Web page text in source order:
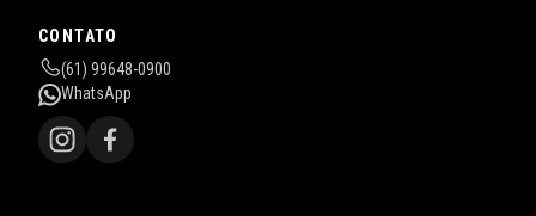
CONTATO
(61) 99648-0900
WhatsApp